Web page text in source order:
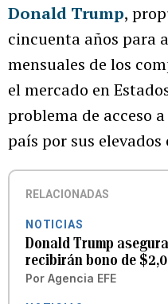
Donald Trump,
cincuenta años para
mensuales de los
el mercado en
problema de acceso
país por sus elevados
RELACIONADAS
NOTICIAS
Donald Trump
recibirán bono de
Por Agencia EFE